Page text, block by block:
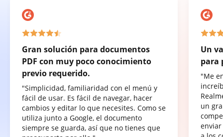
Gran solución para documentos
PDF con muy poco conocimiento
previo requerido.
"Simplicidad, familiaridad con el menú y
fácil de usar. Es fácil de navegar, hacer
cambios y editar lo que necesites. Como se
utiliza junto a Google, el documento
siempre se guarda, así que no tienes que
Un
para
"Me
un